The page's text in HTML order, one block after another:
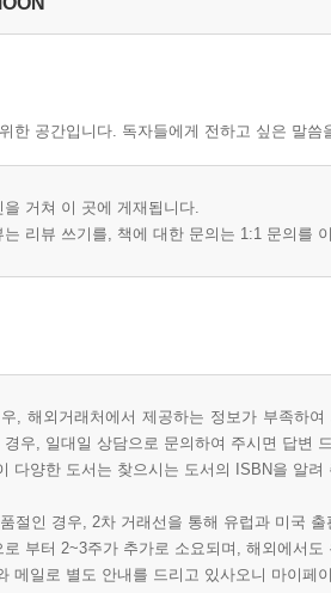
한 공간입니다. 독자들에게 전하고 싶은 말씀
을 거쳐 이 곳에 게재됩니다.
는 리뷰 쓰기를, 책에 대한 문의는 1:1 문의를
, 해외거래처에서 제공하는 정보가 부족하
경우, 일대일 상담으로 문의하여 주시면 답변
다양한 도서는 찾으시는 도서의 ISBN을 알
절인 경우, 2차 거래선을 통해 유럽과 미국
로 부터 2~3주가 추가로 소요되며, 해외에서
메일로 별도 안내를 드리고 있사오니 마이페